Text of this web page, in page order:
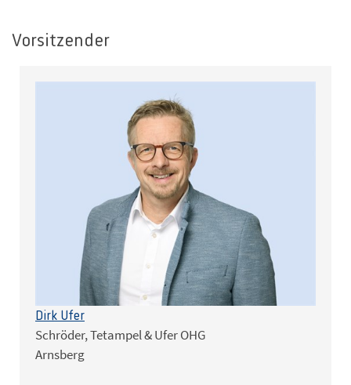
Vorsitzender
Dirk Ufer
Schröder, Tetampel & Ufer OHG
Arnsberg